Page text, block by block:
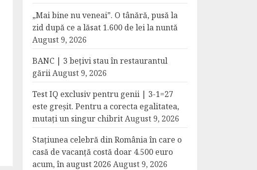
„Mai bine nu veneai”. O tânără, pusă la
zid după ce a lăsat 1.600 de lei la nuntă
August 9, 2026
BANC | 3 bețivi stau în restaurantul
găriiAugust 9, 2026
Test IQ exclusiv pentru genii | 3-1=27
este greșit. Pentru a corecta egalitatea,
mutați un singur chibritAugust 9, 2026
Stațiunea celebră din România în care o
casă de vacanță costă doar 4.500 euro
acum, în august 2026 August 9, 2026